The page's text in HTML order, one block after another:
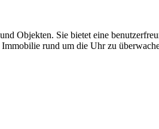
Objekten. Sie bietet eine
rund um die Uhr zu